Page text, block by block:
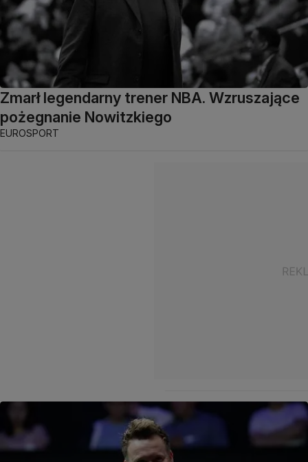
Zmarł legendarny trener NBA. Wzruszające
pożegnanie Nowitzkiego
EUROSPORT